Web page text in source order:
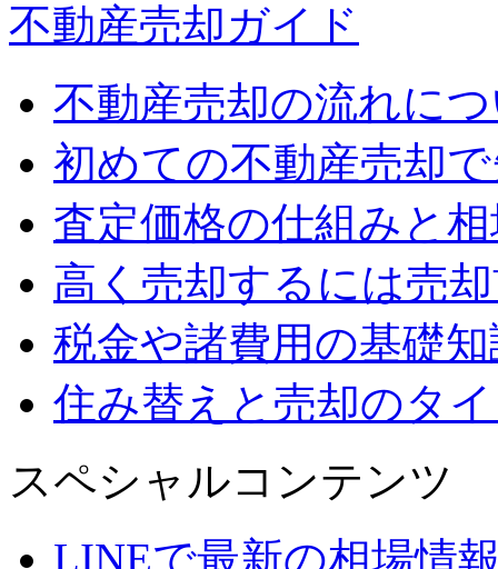
不動産売却ガイド
不動産売却の流れに
初めての不動産売却
査定価格の仕組みと
高く売却するには売
税金や諸費用の基礎
住み替えと売却のタ
スペシャルコンテンツ
LINEで最新の相場情